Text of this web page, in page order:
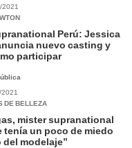
2021
Perú: Jessica
nuevo casting y
participar
DE BELLEZA
mister supranational
tenía un poco de miedo
del modelaje”